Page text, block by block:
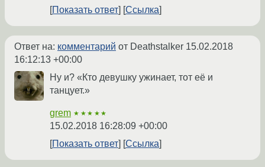
Показать ответ
Ссылка
Ответ на: комментарий от Deathstalker 15.02.2018
16:12:13 +00:00
Ну и? «Кто девушку ужинает, тот её и
танцует.»
grem ★★★★★
15.02.2018 16:28:09 +00:00
Показать ответ
Ссылка